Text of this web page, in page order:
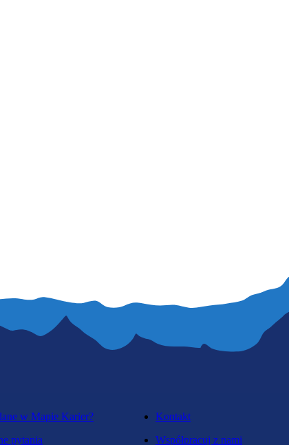
w Mapie Karier?
pytania
Kontakt
Współpracuj z nami